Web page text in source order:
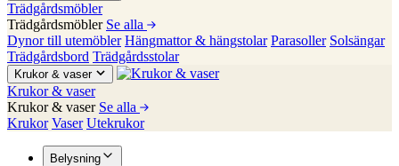
Trädgårdsmöbler
Trädgårdsmöbler Se alla
Dynor till utemöbler Hängmattor & hängstolar Parasoller Solsängar
Trädgårdsbord Trädgårdsstolar
Krukor & vaser
Krukor & vaser
Krukor & vaser Se alla
Krukor Vaser Utekrukor
Belysning